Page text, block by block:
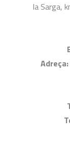
la Sarga,
Adreça: